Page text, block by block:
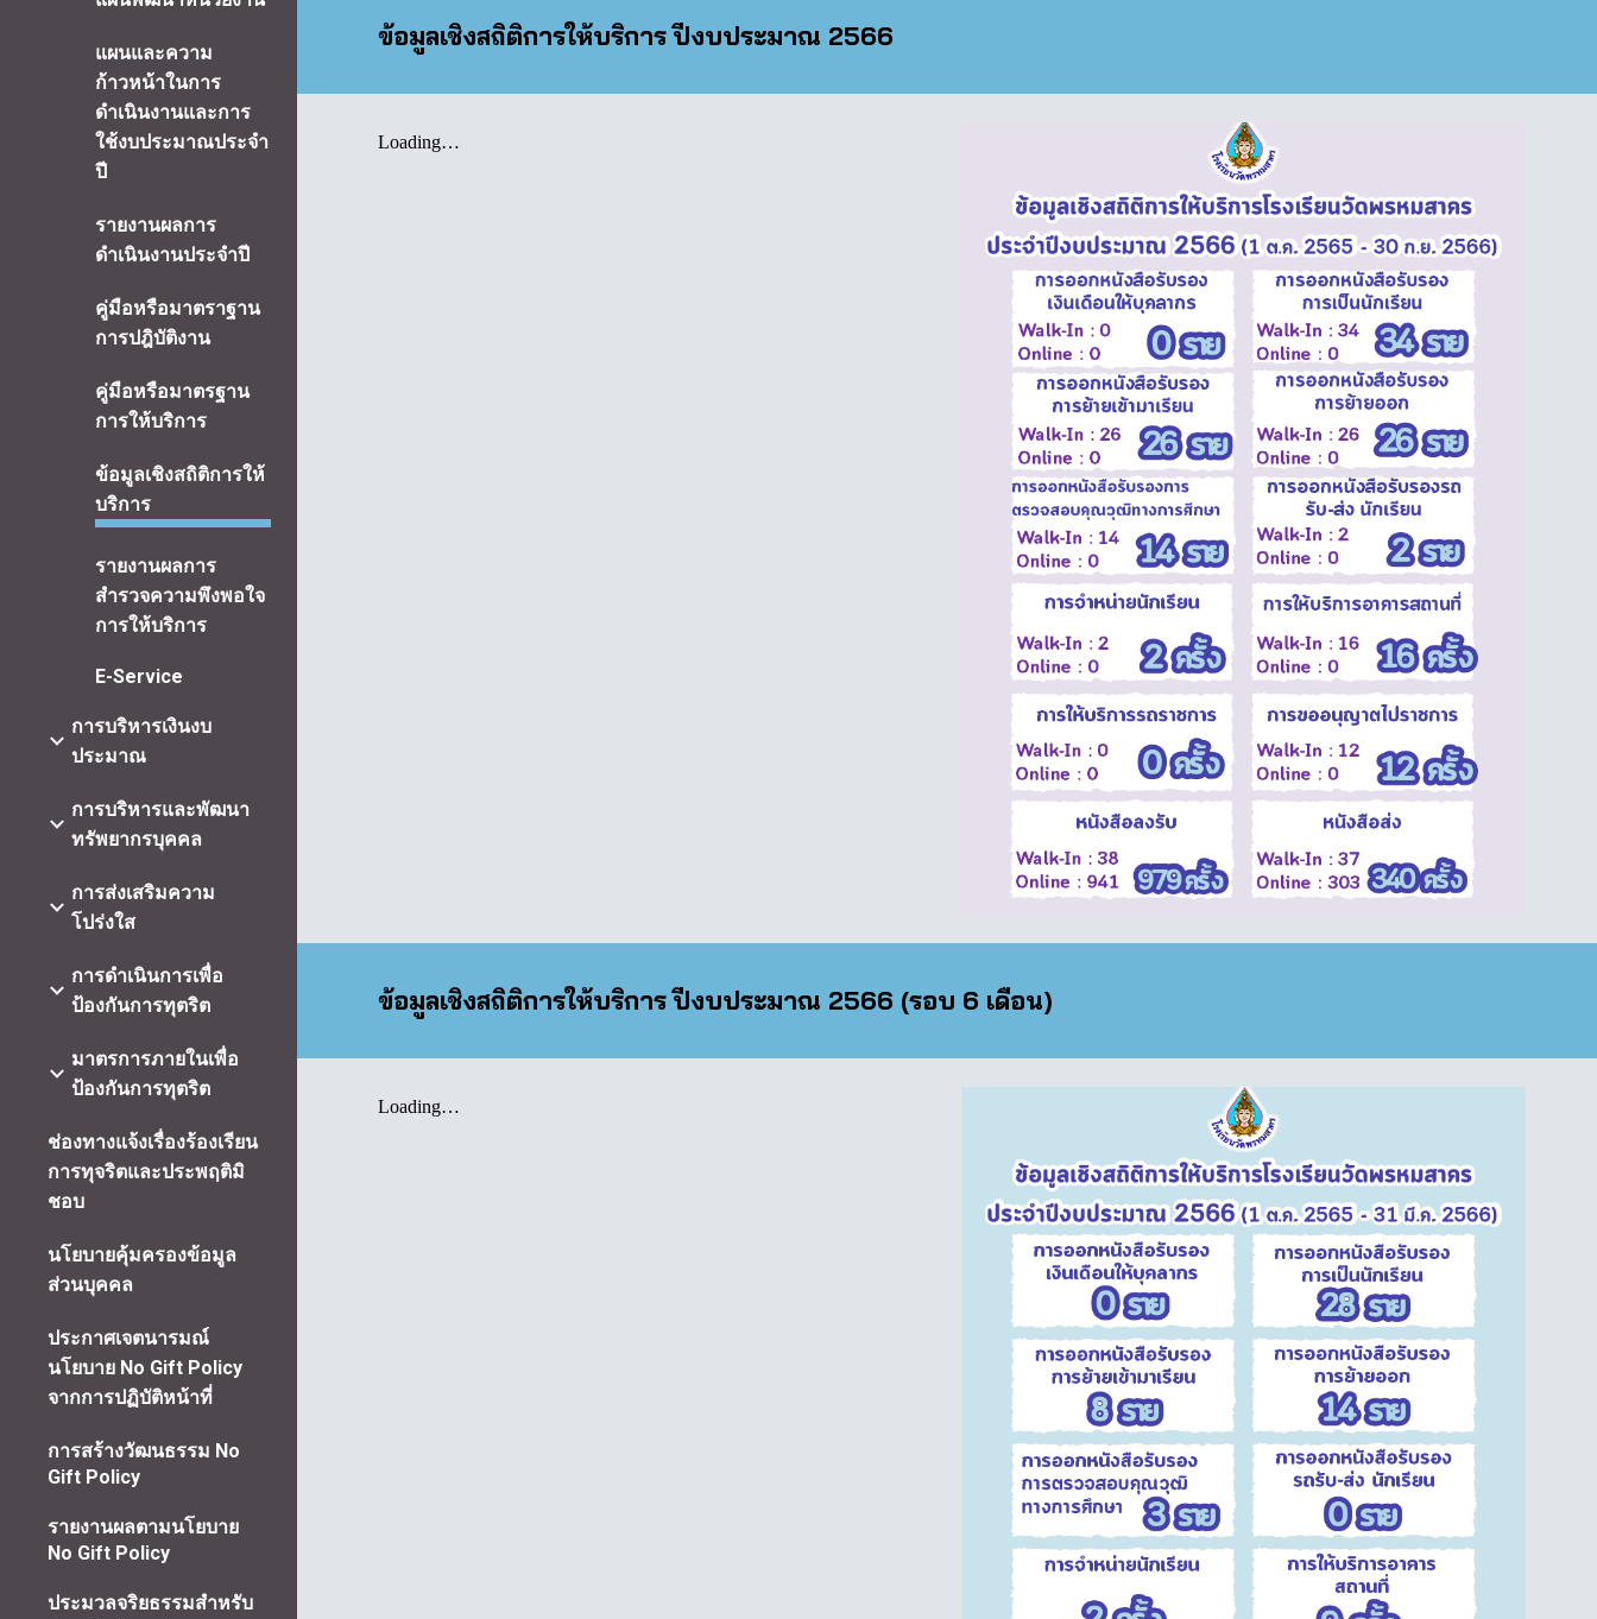
แผนและความ
ก้าวหน้าในการ
ดำเนินงานและการ
ใช้งบประมาณประจำ
ปี
รายงานผลการ
ดำเนินงานประจำปี
คู่มือหรือมาตราฐาน
การปฎิบัติงาน
คู่มือหรือมาตรฐาน
การให้บริการ
ข้อมูลเชิงสถิติการให้
บริการ
รายงานผลการ
สำรวจความพึงพอใจ
การให้บริการ
E-Service
การบริหารเงินงบ
ประมาณ
การบริหารและพัฒนา
ทรัพยากรบุคคล
การส่งเสริมความ
โปร่งใส
การดำเนินการเพื่อ
ป้องกันการทุตริต
มาตรการภายในเพื่อ
ป้องกันการทุตริต
ช่องทางแจ้งเรื่องร้องเรียน
การทุจริตและประพฤติมิ
ชอบ
นโยบายคุ้มครองข้อมูล
ส่วนบุคคล
ประกาศเจตนารมณ์
นโยบาย No Gift Policy
จากการปฏิบัติหน้าที่
การสร้างวัฒนธรรม No
Gift Policy
รายงานผลตามนโยบาย
No Gift Policy
ประมวลจริยธรรมสําหรับ
ข้อมูลเชิงสถิติการให้บริการ ปีงบประมาณ 2566
ข้อมูลเชิงสถิติการให้บริการ ปีงบประมาณ 2566 (รอบ 6 เดือน)